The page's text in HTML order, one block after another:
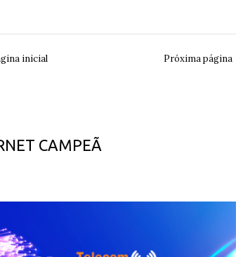
Próxima página
inicial
CAMPEÃ